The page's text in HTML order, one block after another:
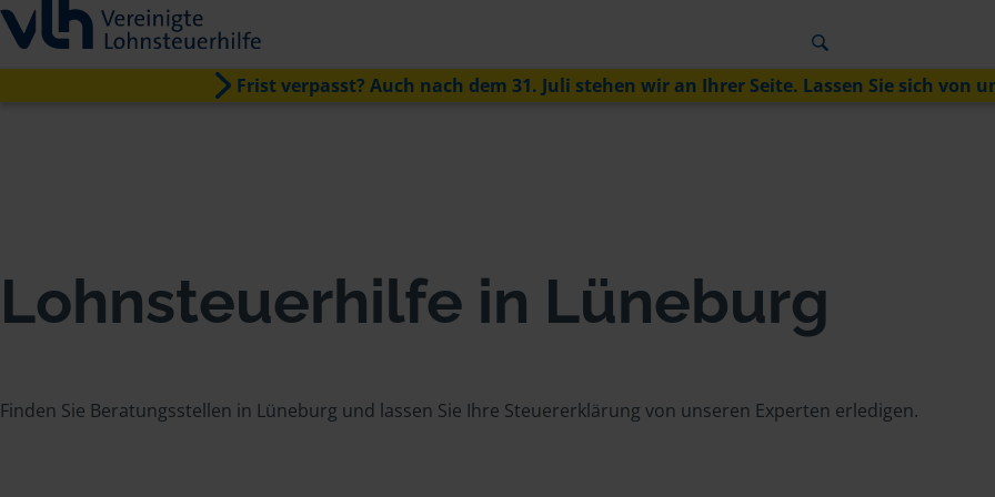
Frist verpasst? Auch nach dem 31. Juli stehen wir an Ihrer Seite. Lassen Sie sich von
Lohnsteuerhilfe in Lüneburg
Finden Sie Beratungsstellen in Lüneburg und lassen Sie Ihre Steuererklärung von unseren Experten erledigen.